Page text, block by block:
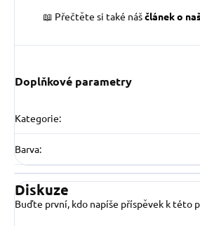
📖 Přečtěte si také náščlánek o
Doplňkové parametry
Kategorie:
Barva:
Diskuze
Buďte první, kdo napíše příspěvek k této